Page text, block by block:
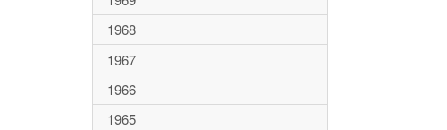
1968
1967
1966
1965